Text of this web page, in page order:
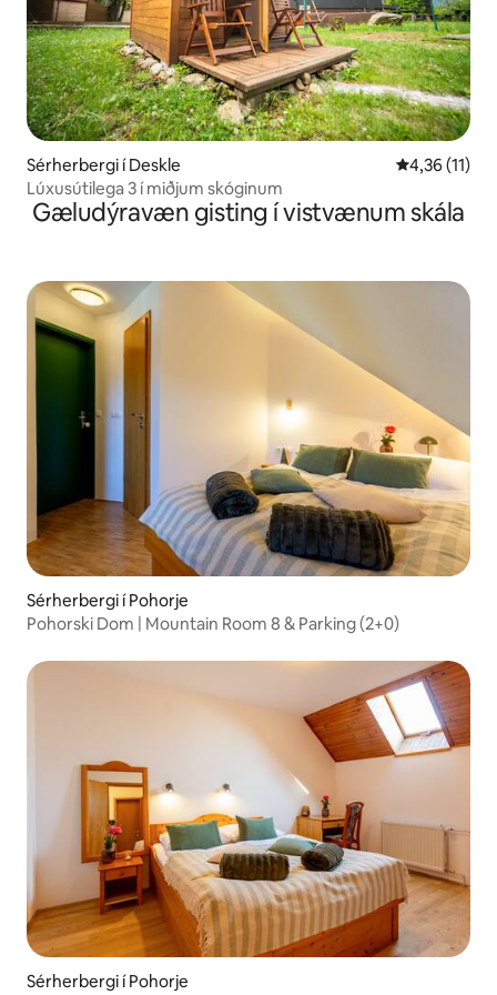
Sérherbergi í Deskle 4,36 af 5 í
4,36 (11)
Lúxusútilega 3 í miðjum skóginum
Gæludýravæn gisting í vistvænum skála
Sérherbergi í Pohorje
Pohorski Dom | Mountain Room 8 & Parking (2+0)
Sérherbergi í Pohorje